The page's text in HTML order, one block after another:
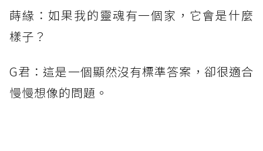
蒔緣：如果我的靈魂有一個家，它會是什麼
樣子？
G君：這是一個顯然沒有標準答案，卻很適合
慢慢想像的問題。